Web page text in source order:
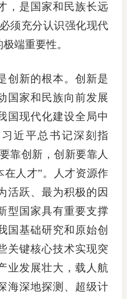
纪律处
期货市
期货公
期货行
行业党
国际期
会员大
，是国家和民族长远
须充分认识强化现代
端重要性。
新的根本。创新是
国家和民族向前发展
国现代化建设全局中
近平总书记深刻指
靠创新，创新要靠人
在人才”。人才资源作
活跃、最为积极的因
型国家具有重要支撑
国基础研究和原始创
关键核心技术实现突
业发展壮大，载人航
海深地探测、超级计